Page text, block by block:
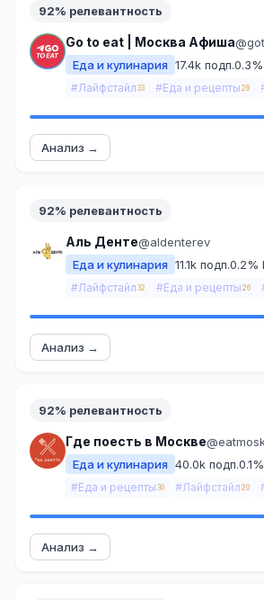
92% релевантность
Go to eat | Москва Афиша
Еда и кулинария 17.4k подп.0.3%
#Лайфстайл 33 #Еда и рецепты 28
Анализ →
92% релевантность
Аль Денте@aldenterev
Еда и кулинария 11.1k подп.0.2%
#Лайфстайл 32 #Еда и рецепты 26
Анализ →
92% релевантность
Где поесть в Москве
Еда и кулинария 40.0k подп.
#Еда и рецепты 30 #Лайфстайл 20
Анализ →